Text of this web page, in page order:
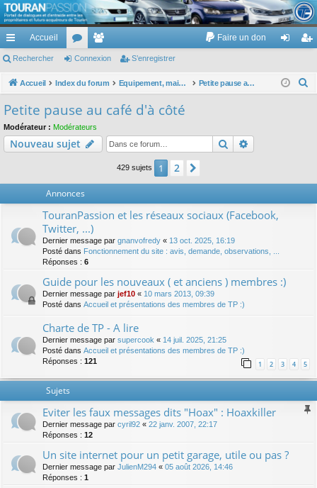
TouranPassion
Le forum des propriétaires ou futurs acquéreurs du Volkswagen Touran
cc
ès
pi
de
Accueil
or
u
e
m
Faire un don
ne nr
Rechercher Connexion S’enregistrer
Accueil Index du forum Equipement, maison, famille, passion, hobby, détente, ... Petite pause au café d'à côté
Petite pause au café d'à côté
Modérateur : Modérateurs
Nouveau sujet Rechercher
429 sujets 1 2
Annonces
TouranPassion et les réseaux sociaux (Facebook,
Twitter, ...)
Dernier message par gnanvofredy « 13 oct. 2025, 16:19
Posté dans Fonctionnement du site : avis, demande, observations, ...
Réponses : 6
Guide pour les nouveaux ( et anciens ) membres :)
Dernier message par jef10 « 10 mars 2013, 09:39
Posté dans Accueil et présentations des membres de TP :)
Charte de TP - A lire
Dernier message par supercook « 14 juil. 2025, 21:25
Posté dans Accueil et présentations des membres de TP :)
Réponses : 121 1 2 3 4 5
Sujets
Eviter les faux messages dits "Hoax" : Hoaxkiller
Dernier message par cyril92 « 22 janv. 2007, 22:17
Réponses : 12
Un site internet pour un petit garage, utile ou pas ?
Dernier message par JulienM294 « 05 août 2026, 14:46
Réponses : 1